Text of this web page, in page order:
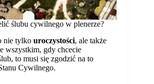
ślubu cywilnego w plenerze?
nie tylko uroczystości, ale także
wszystkim, gdy chcecie
to musi się zgodzić na to
Cywilnego.